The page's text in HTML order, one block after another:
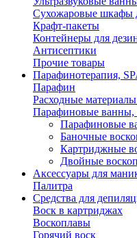
Сухожаровые шкафы
Крафт-пакеты
Контейнеры для
Антисептики
Прочие товары
Парафинотерапия,
Парафин
Расходные
Парафиновые ванны,
Парафиновые
Баночные
Картриджные
Двойные
Аксессуары для
Палитра
Средства для
Воск в картриджах
Воскоплавы
Горячий воск